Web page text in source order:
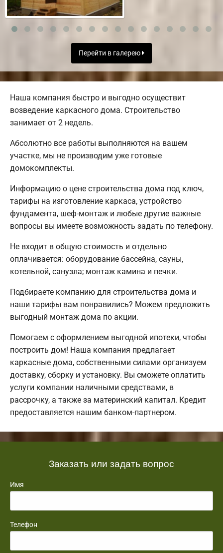
Перейти в галерею
Наша компания быстро и выгодно осуществит
возведение каркасного дома. Строительство
занимает от 2 недель.
Абсолютно все работы выполняются на вашем
участке, мы не производим уже готовые
домокомплекты.
Информацию о цене строительства дома под ключ,
тарифы на изготовление каркаса, устройство
фундамента, шеф-монтаж и любые другие важные
вопросы вы имеете возможность задать по телефону.
Не входит в общую стоимость и отдельно
оплачивается: оборудование бассейна, сауны,
котельной, санузла; монтаж камина и печки.
Подбираете компанию для строительства дома и
наши тарифы вам понравились? Можем предложить
выгодный монтаж дома по акции.
Помогаем с оформлением выгодной ипотеки, чтобы
построить дом! Наша компания предлагает
каркасные дома, собственными силами организуем
доставку, сборку и установку. Вы сможете оплатить
услуги компании наличными средствами, в
рассрочку, а также за материнский капитал. Кредит
предоставляется нашим банком-партнером.
Заказать или задать вопрос
Имя
Телефон